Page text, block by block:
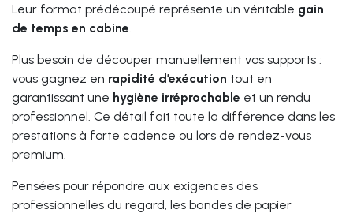
Leur format prédécoupé représente un véritable gain
de temps en cabine
Plus besoin de découper manuellement vos supports :
vous gagnez en rapidité d’exécution tout en
garantissant une hygiène irréprochable et un rendu
professionnel. Ce détail fait toute la différence dans les
prestations à forte cadence ou lors de rendez-vous
premium.
Pensées pour répondre aux exigences des
professionnelles du regard, les bandes de papier